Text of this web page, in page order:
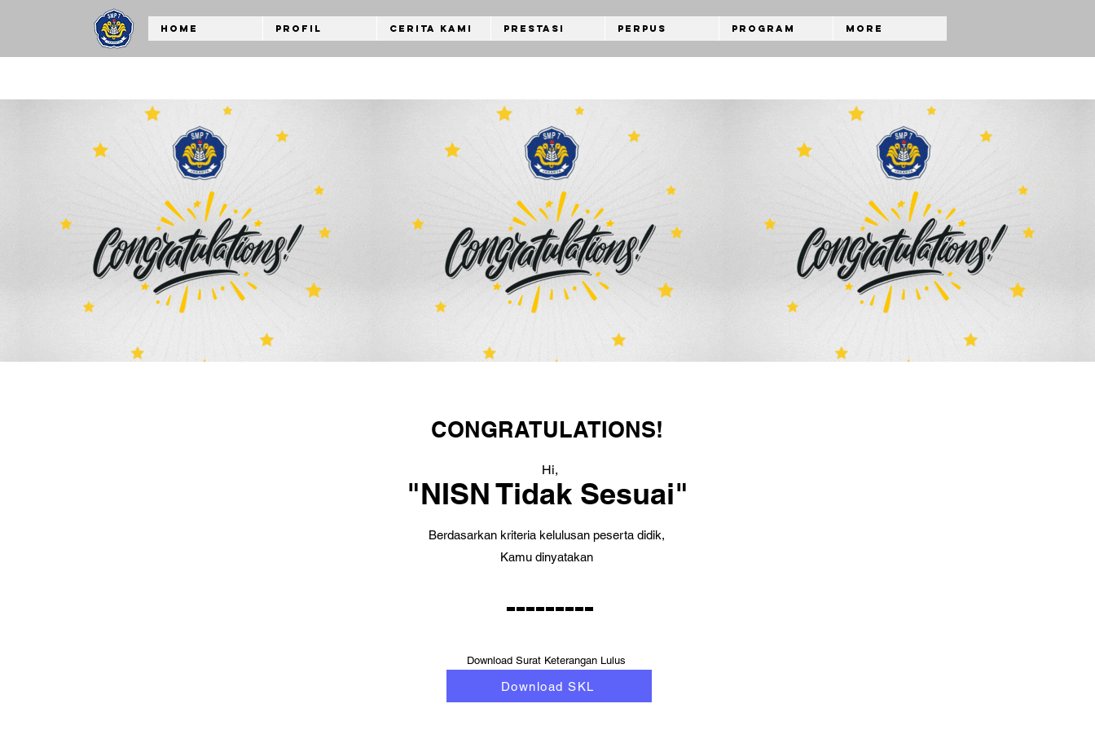
Home Profil Cerita Kami Prestasi Perpus Program More
CONGRATULATIONS!
Hi,
"NISN Tidak Sesuai"
Berdasarkan kriteria kelulusan peserta didik,
Kamu dinyatakan
---------
Download Surat Keterangan Lulus
Download SKL